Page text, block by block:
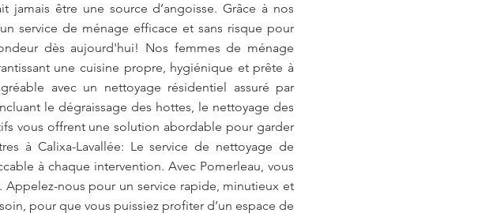
jamais être une source d’angoisse. Grâce à nos
service de ménage efficace et sans risque pour
dès aujourd'hui! Nos femmes de ménage
une cuisine propre, hygiénique et prête à
avec un nettoyage résidentiel assuré par
le dégraissage des hottes, le nettoyage des
vous offrent une solution abordable pour garder
à Calixa-Lavallée: Le service de nettoyage de
à chaque intervention. Avec Pomerleau, vous
nous pour un service rapide, minutieux et
pour que vous puissiez profiter d’un espace de